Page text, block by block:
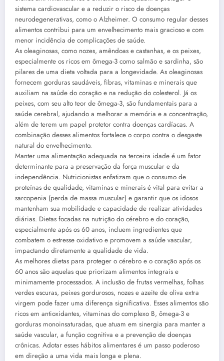
sistema cardiovascular e a reduzir o risco de doenças
neurodegenerativas, como o Alzheimer. O consumo regular desses
alimentos contribui para um envelhecimento mais gracioso e com
menor incidência de complicações de saúde.
As oleaginosas, como nozes, amêndoas e castanhas, e os peixes,
especialmente os ricos em ômega-3 como salmão e sardinha, são
pilares de uma dieta voltada para a longevidade. As oleaginosas
fornecem gorduras saudáveis, fibras, vitaminas e minerais que
auxiliam na saúde do coração e na redução do colesterol. Já os
peixes, com seu alto teor de ômega-3, são fundamentais para a
saúde cerebral, ajudando a melhorar a memória e a concentração,
além de terem um papel protetor contra doenças cardíacas. A
combinação desses alimentos fortalece o corpo contra o desgaste
natural do envelhecimento.
Manter uma alimentação adequada na terceira idade é um fator
determinante para a preservação da força muscular e da
independência. Nutricionistas enfatizam que o consumo de
proteínas de qualidade, vitaminas e minerais é vital para evitar a
sarcopenia (perda de massa muscular) e garantir que os idosos
mantenham sua mobilidade e capacidade de realizar atividades
diárias. Dietas focadas na nutrição do cérebro e do coração,
especialmente após os 60 anos, incluem ingredientes que
combatem o estresse oxidativo e promovem a saúde vascular,
impactando diretamente a qualidade de vida.
As melhores dietas para proteger o cérebro e o coração após os
60 anos são aquelas que priorizam alimentos integrais e
minimamente processados. A inclusão de frutas vermelhas, folhas
verdes escuras, peixes gordurosos, nozes e azeite de oliva extra
virgem pode fazer uma diferença significativa. Esses alimentos são
ricos em antioxidantes, vitaminas do complexo B, ômega-3 e
gorduras monoinsaturadas, que atuam em sinergia para manter a
saúde vascular, a função cognitiva e a prevenção de doenças
crônicas. Adotar esses hábitos alimentares é um passo poderoso
em direção a uma vida mais longa e plena.